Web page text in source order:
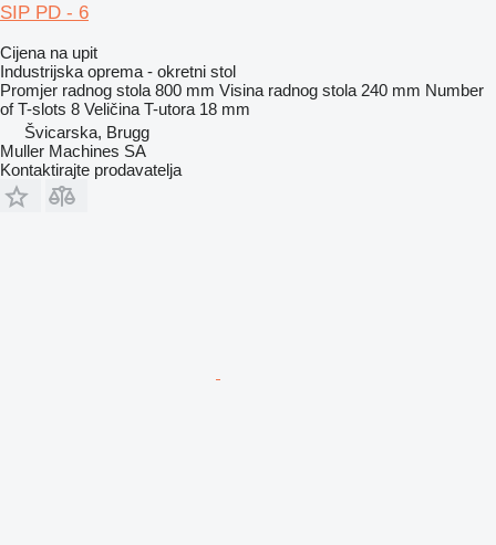
SIP PD - 6
Cijena na upit
Industrijska oprema - okretni stol
Promjer radnog stola 800 mm Visina radnog stola 240 mm Number
of T-slots 8 Veličina T-utora 18 mm
Švicarska, Brugg
Muller Machines SA
Kontaktirajte prodavatelja